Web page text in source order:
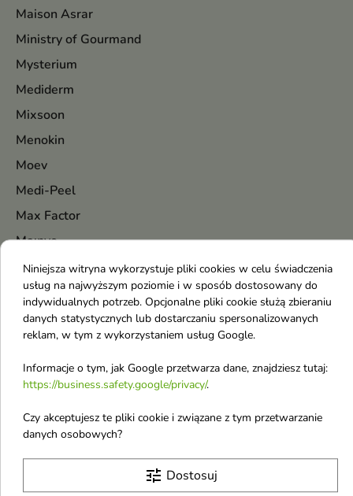
Maison Asrar
Ministry of Gourmand
Mysterium
Mediderm
Mixsoon
Menokin
Moev
Medi-Peel
Max Factor
Ma:nyo
Made in Lab
Maison Francis Kurkdjian
Malibu
Mancera
Marc Jacobs
Marion
Mary&May
Masil
Niniejsza witryna wykorzystuje pliki cookies w celu świadczenia
usług na najwyższym poziomie i w sposób dostosowany do
indywidualnych potrzeb. Opcjonalne pliki cookie służą zbieraniu
danych statystycznych lub dostarczaniu spersonalizowanych
reklam, w tym z wykorzystaniem usług Google.
Informacje o tym, jak Google przetwarza dane, znajdziesz tutaj:
https://business.safety.google/privacy/.
Czy akceptujesz te pliki cookie i związane z tym przetwarzanie
danych osobowych?
tune Dostosuj